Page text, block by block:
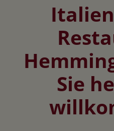
Sie